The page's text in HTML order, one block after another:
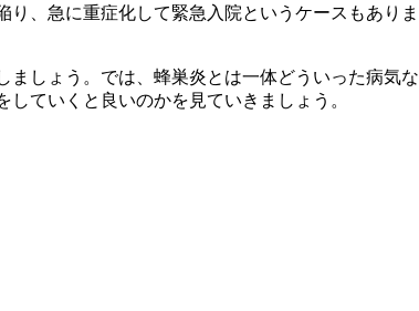
、急に重症化して緊急入院というケースもありま
ましょう。では、蜂巣炎とは一体どういった病気な
ていくと良いのかを見ていきましょう。